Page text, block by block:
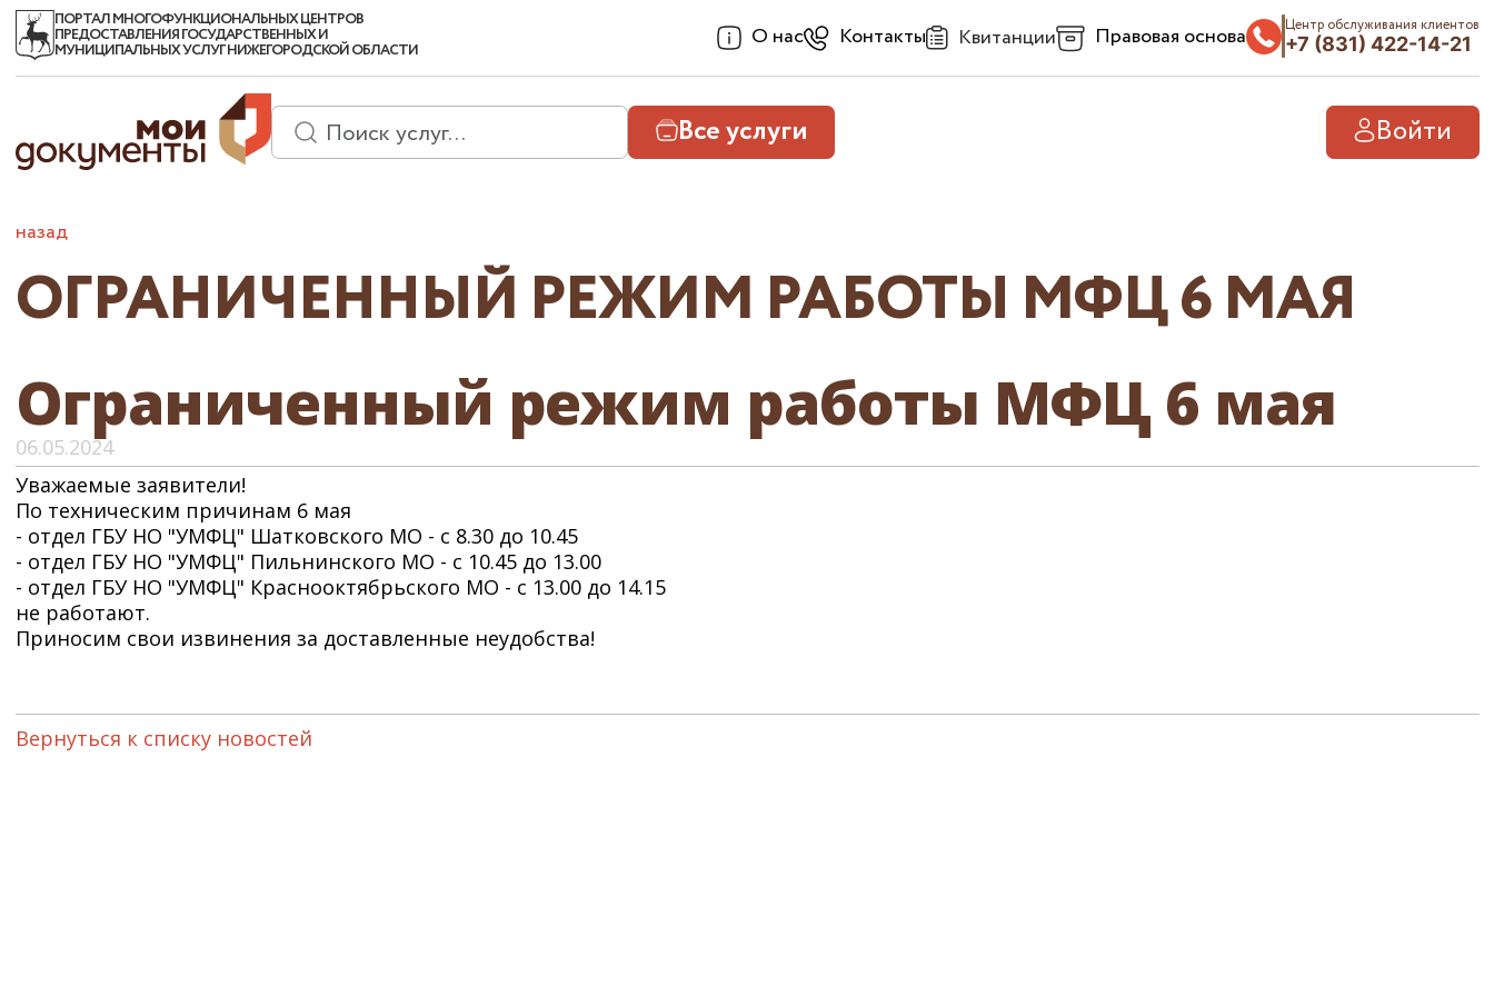
ПОРТАЛ МНОГОФУНКЦИОНАЛЬНЫХ ЦЕНТРОВ
ПРЕДОСТАВЛЕНИЯ ГОСУДАРСТВЕННЫХ И
МУНИЦИПАЛЬНЫХ УСЛУГ НИЖЕГОРОДСКОЙ ОБЛАСТИ О нас Контакты Квитанции Правовая основа Центр обслуживания клиентов
+7 (831) 422-14-21
Все услуги Войти
назад
ОГРАНИЧЕННЫЙ РЕЖИМ РАБОТЫ МФЦ 6 МАЯ
Ограниченный режим работы МФЦ 6 мая
06.05.2024
Уважаемые заявители!
По техническим причинам 6 мая
- отдел ГБУ НО "УМФЦ" Шатковского МО - с 8.30 до 10.45
- отдел ГБУ НО "УМФЦ" Пильнинского МО - с 10.45 до 13.00
- отдел ГБУ НО "УМФЦ" Краснооктябрьского МО - с 13.00 до 14.15
не работают.
Приносим свои извинения за доставленные неудобства!
Вернуться к списку новостей